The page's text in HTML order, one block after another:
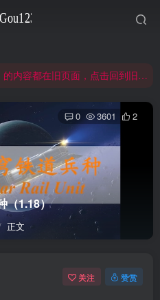
，建议避开高峰时段访问。
注意：钢铁雄心4旧版本（1.16）的内容都在旧页面，点击回到旧版页面前往，网址：3yc.top
，建议避开高峰时段访问。
网站合并公告：旧网页langou123.com的内容将搬迁到本页面，本页面后续可通过langou123.com和www.langou123.com访问。旧网页可通过3yc.top访问。
（1.18）
正文
0 3601 2
关注 赞赏